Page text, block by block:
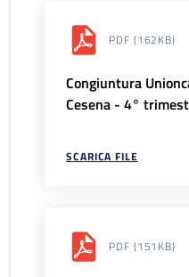
PDF (162KB)
Congiuntura
Cesena - 4°
SCARICA FILE
PDF (151KB)